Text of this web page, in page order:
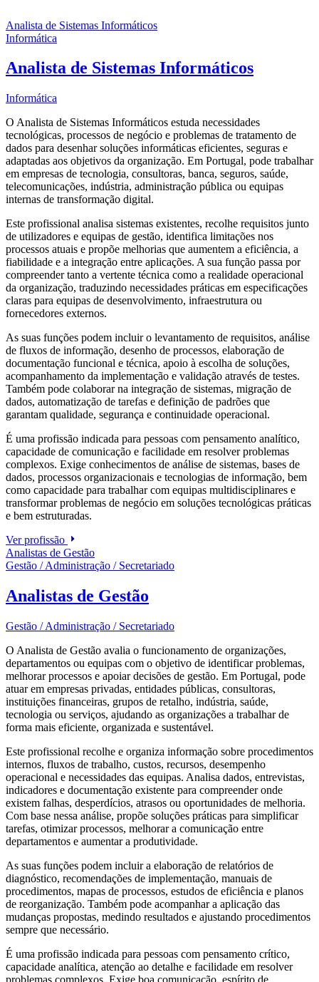
Analista de Sistemas Informáticos
Informática
Analista de Sistemas Informáticos
Informática
O Analista de Sistemas Informáticos estuda necessidades
tecnológicas, processos de negócio e problemas de tratamento de
dados para desenhar soluções informáticas eficientes, seguras e
adaptadas aos objetivos da organização. Em Portugal, pode trabalhar
em empresas de tecnologia, consultoras, banca, seguros, saúde,
telecomunicações, indústria, administração pública ou equipas
internas de transformação digital.
Este profissional analisa sistemas existentes, recolhe requisitos junto
de utilizadores e equipas de gestão, identifica limitações nos
processos atuais e propõe melhorias que aumentem a eficiência, a
fiabilidade e a integração entre aplicações. A sua função passa por
compreender tanto a vertente técnica como a realidade operacional
da organização, traduzindo necessidades práticas em especificações
claras para equipas de desenvolvimento, infraestrutura ou
fornecedores externos.
As suas funções podem incluir o levantamento de requisitos, análise
de fluxos de informação, desenho de processos, elaboração de
documentação funcional e técnica, apoio à escolha de soluções,
acompanhamento da implementação e validação através de testes.
Também pode colaborar na integração de sistemas, migração de
dados, automatização de tarefas e definição de padrões que
garantam qualidade, segurança e continuidade operacional.
É uma profissão indicada para pessoas com pensamento analítico,
capacidade de comunicação e facilidade em resolver problemas
complexos. Exige conhecimentos de análise de sistemas, bases de
dados, processos organizacionais e tecnologias de informação, bem
como capacidade para trabalhar com equipas multidisciplinares e
transformar problemas de negócio em soluções tecnológicas práticas
e bem estruturadas.
Ver profissão
Analistas de Gestão
Gestão / Administração / Secretariado
Analistas de Gestão
Gestão / Administração / Secretariado
O Analista de Gestão avalia o funcionamento de organizações,
departamentos ou equipas com o objetivo de identificar problemas,
melhorar processos e apoiar decisões de gestão. Em Portugal, pode
atuar em empresas privadas, entidades públicas, consultoras,
instituições financeiras, grupos de retalho, indústria, saúde,
tecnologia ou serviços, ajudando as organizações a trabalhar de
forma mais eficiente, organizada e sustentável.
Este profissional recolhe e organiza informação sobre procedimentos
internos, fluxos de trabalho, custos, recursos, desempenho
operacional e necessidades das equipas. Analisa dados, entrevistas,
indicadores e documentação existente para compreender onde
existem falhas, desperdícios, atrasos ou oportunidades de melhoria.
Com base nessa análise, propõe soluções práticas para simplificar
tarefas, otimizar processos, melhorar a comunicação entre
departamentos e aumentar a produtividade.
As suas funções podem incluir a elaboração de relatórios de
diagnóstico, recomendações de implementação, manuais de
procedimentos, mapas de processos, estudos de eficiência e planos
de reorganização. Também pode acompanhar a aplicação das
mudanças propostas, medindo resultados e ajustando procedimentos
sempre que necessário.
É uma profissão indicada para pessoas com pensamento crítico,
capacidade analítica, atenção ao detalhe e facilidade em resolver